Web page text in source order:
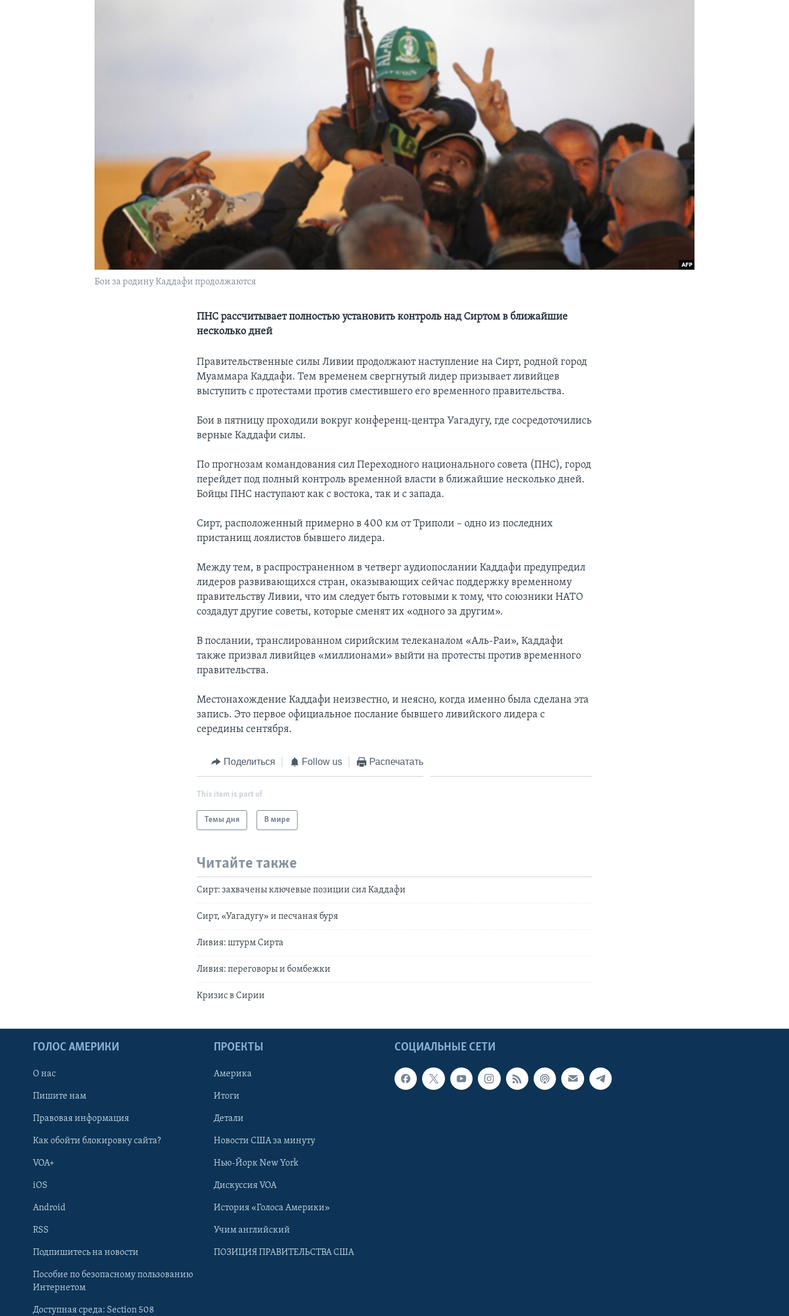
Learning English
Бои за родину Каддафи продолжаются
ПНС рассчитывает полностью установить контроль над Сиртом в ближайшие
несколько дней
Правительственные силы Ливии продолжают наступление на Сирт, родной город
Муаммара Каддафи. Тем временем свергнутый лидер призывает ливийцев
выступить с протестами против сместившего его временного правительства.
Бои в пятницу проходили вокруг конференц-центра Уагадугу, где сосредоточились
верные Каддафи силы.
По прогнозам командования сил Переходного национального совета (ПНС), город
перейдет под полный контроль временной власти в ближайшие несколько дней.
Бойцы ПНС наступают как с востока, так и с запада.
Сирт, расположенный примерно в 400 км от Триполи – одно из последних
пристанищ лоялистов бывшего лидера.
Между тем, в распространенном в четверг аудиопослании Каддафи предупредил
лидеров развивающихся стран, оказывающих сейчас поддержку временному
правительству Ливии, что им следует быть готовыми к тому, что союзники НАТО
создадут другие советы, которые сменят их «одного за другим».
В послании, транслированном сирийским телеканалом «Аль-Раи», Каддафи
также призвал ливийцев «миллионами» выйти на протесты против временного
правительства.
Местонахождение Каддафи неизвестно, и неясно, когда именно была сделана эта
запись. Это первое официальное послание бывшего ливийского лидера с
середины сентября.
Поделиться Follow us Распечатать
This item is part of
Темы дня В мире
Читайте также
Сирт: захвачены ключевые позиции сил Каддафи
Сирт, «Уагадугу» и песчаная буря
Ливия: штурм Сирта
Ливия: переговоры и бомбежки
Кризис в Сирии
СОЦИАЛЬНЫЕ СЕТИ
ГОЛОС АМЕРИКИ
О нас
Пишите нам
Правовая информация
Как обойти блокировку сайта?
VOA+
iOS
Android
RSS
Подпишитесь на новости
Пособие по безопасному пользованию
Интернетом
Доступная среда: Section 508
ПРОЕКТЫ
Америка
Итоги
Детали
Новости США за минуту
Нью-Йорк New York
Дискуссия VOA
История «Голоса Америки»
Учим английский
ПОЗИЦИЯ ПРАВИТЕЛЬСТВА США